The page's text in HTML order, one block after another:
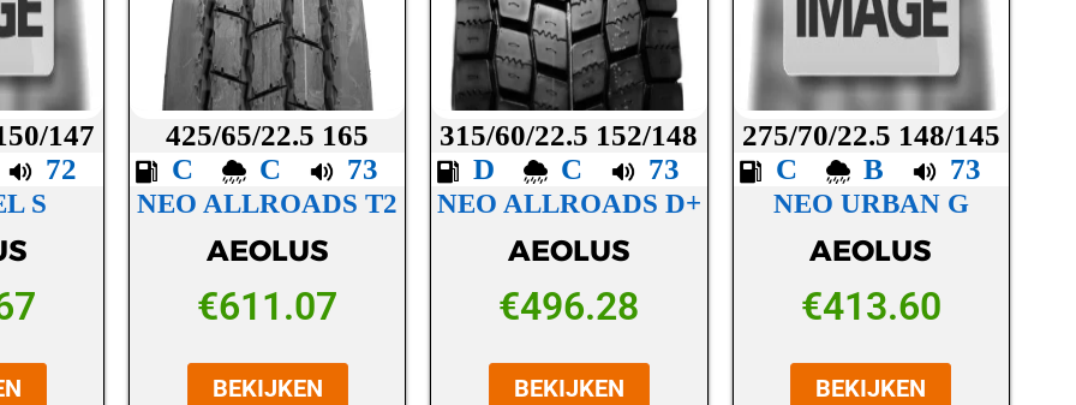
147
72
S
425/65/22.5 165
C
C 73
NEO ALLROADS T2
AEOLUS
€611.07
BEKIJKEN
315/60/22.5 152/148
D
C 73
NEO ALLROADS D+
AEOLUS
€496.28
BEKIJKEN
275/70/22.5 148/145
C
B 73
NEO URBAN G
AEOLUS
€413.60
BEKIJKEN